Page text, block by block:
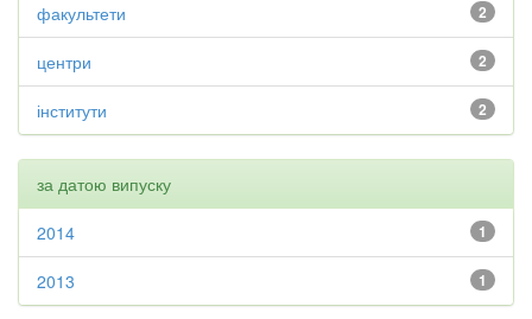
2
факультети
2
центри
2
інститути
за датою випуску
1
2014
1
2013